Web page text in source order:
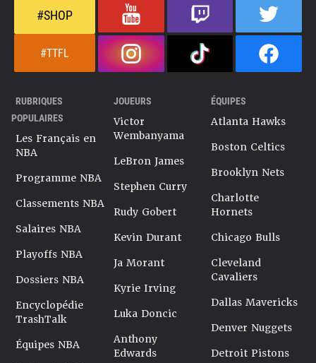
#SHOP
#TTFL
RUBRIQUES
POPULAIRES
Les Français en
NBA
Programme NBA
Classements NBA
Salaires NBA
Playoffs NBA
Dossiers NBA
Encyclopédie
TrashTalk
Équipes NBA
JOUEURS
Victor
Wembanyama
LeBron James
Stephen Curry
Rudy Gobert
Kevin Durant
Ja Morant
Kyrie Irving
Luka Doncic
Anthony
Edwards
ÉQUIPES
Atlanta Hawks
Boston Celtics
Brooklyn Nets
Charlotte
Hornets
Chicago Bulls
Cleveland
Cavaliers
Dallas Mavericks
Denver Nuggets
Detroit Pistons